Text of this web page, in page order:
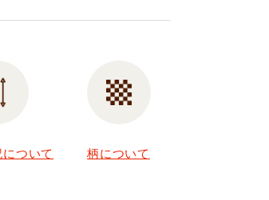
ついて 柄について